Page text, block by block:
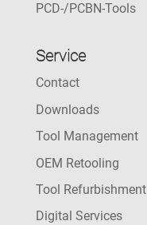
PCD-/PCBN-Tools
Service
Contact
Downloads
Tool Management
OEM Retooling
Tool Refurbishment
Digital Services